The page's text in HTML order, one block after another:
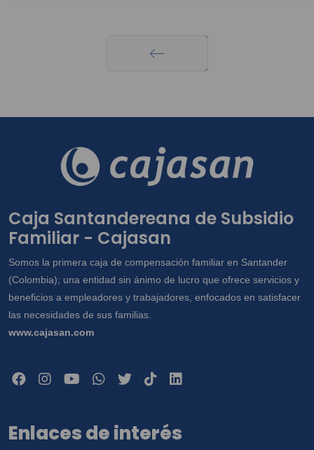
Caja Santandereana de Subsidio
Familiar - Cajasan
Somos la primera caja de compensación familiar en Santander
(Colombia); una entidad sin ánimo de lucro que ofrece servicios y
beneficios a empleadores y trabajadores, enfocados en satisfacer
las necesidades de sus familias.
www.cajasan.com
Enlaces de interés